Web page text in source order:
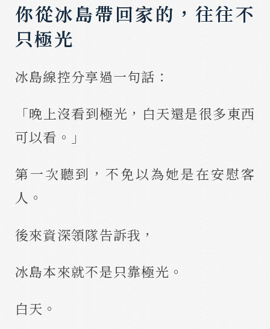
你從冰島帶回家的，往往不
只極光
冰島線控分享過一句話：
「晚上沒看到極光，白天還是很多東西
可以看。」
第一次聽到，不免以為她是在安慰客
人。
後來資深領隊告訴我，
冰島本來就不是只靠極光。
白天。